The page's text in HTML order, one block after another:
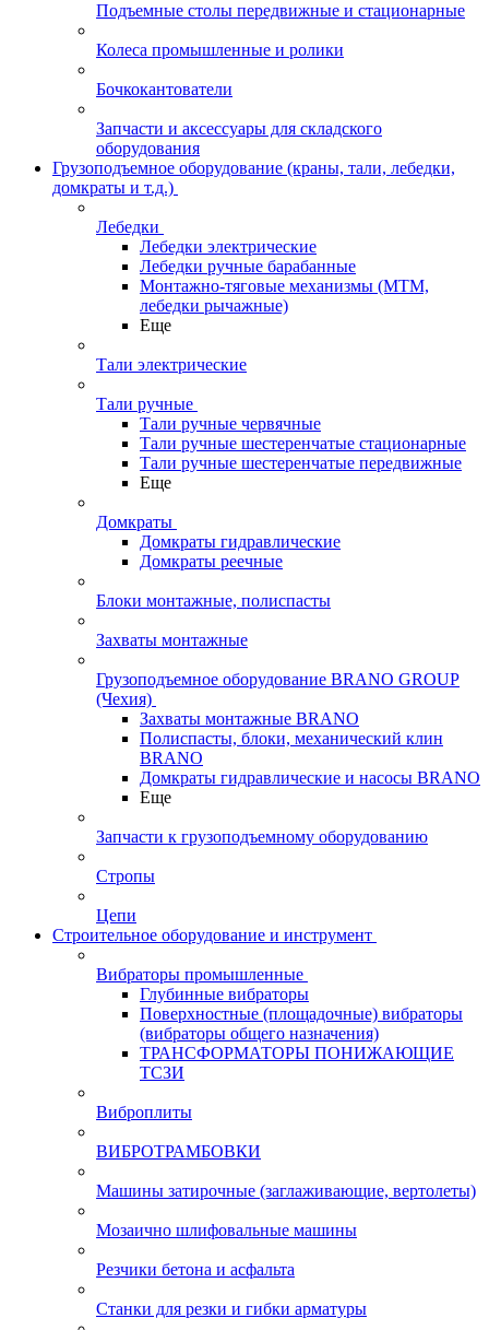
Подъемные столы передвижные и стационарные
Колеса промышленные и ролики
Бочкокантователи
Запчасти и аксессуары для складского
оборудования
Грузоподъемное оборудование (краны, тали, лебедки,
домкраты и т.д.)
Лебедки
Лебедки электрические
Лебедки ручные барабанные
Монтажно-тяговые механизмы (МТМ,
лебедки рычажные)
Еще
Тали электрические
Тали ручные
Тали ручные червячные
Тали ручные шестеренчатые стационарные
Тали ручные шестеренчатые передвижные
Еще
Домкраты
Домкраты гидравлические
Домкраты реечные
Блоки монтажные, полиспасты
Захваты монтажные
Грузоподъемное оборудование BRANO GROUP
(Чехия)
Захваты монтажные BRANO
Полиспасты, блоки, механический клин
BRANO
Домкраты гидравлические и насосы BRANO
Еще
Запчасти к грузоподъемному оборудованию
Стропы
Цепи
Строительное оборудование и инструмент
Вибраторы промышленные
Глубинные вибраторы
Поверхностные (площадочные) вибраторы
(вибраторы общего назначения)
ТРАНСФОРМАТОРЫ ПОНИЖАЮЩИЕ
ТСЗИ
Виброплиты
ВИБРОТРАМБОВКИ
Машины затирочные (заглаживающие, вертолеты)
Мозаично шлифовальные машины
Резчики бетона и асфальта
Станки для резки и гибки арматуры